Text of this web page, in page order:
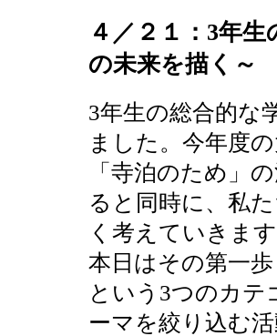
４／２１：3年
の未来を描く～
3年生の総合的な
ました。今年度
「寺泊のため」
ると同時に、私
く考えていきま
本日はその第一
という3つのカテ
ーマを絞り込む